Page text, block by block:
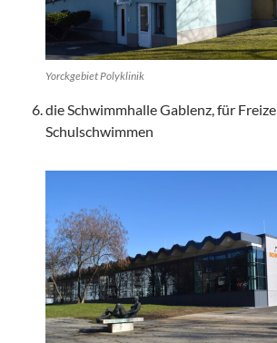
Yorckgebiet Polyklinik
die Schwimmhalle Gablenz, für
Schulschwimmen